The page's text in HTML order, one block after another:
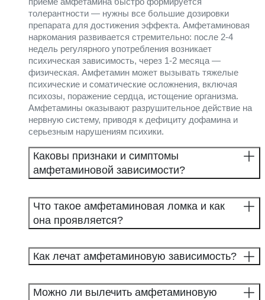
толерантности — нужны все большие дозировки
препарата для достижения эффекта. Амфетаминовая
наркомания развивается стремительно: после 2-4
недель регулярного употребления возникает
психическая зависимость, через 1-2 месяца —
физическая. Амфетамин может вызывать тяжелые
психические и соматические осложнения, включая
психозы, поражение сердца, истощение организма.
Амфетамины оказывают разрушительное действие на
нервную систему, приводя к дефициту дофамина и
серьезным нарушениям психики.
Каковы признаки и симптомы
амфетаминовой зависимости?
Что такое амфетаминовая ломка и как
она проявляется?
Как лечат амфетаминовую зависимость?
Можно ли вылечить амфетаминовую